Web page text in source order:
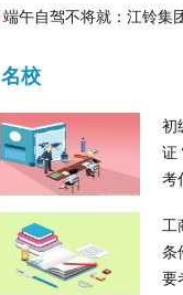
线激活茶产业新动能
端午自驾不将就：江铃集
名校
初
证
考
工
条
要